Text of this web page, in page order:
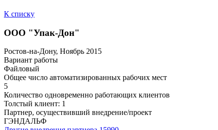
К списку
ООО "Упак-Дон"
Ростов-на-Дону, Ноябрь 2015
Вариант работы
Файловый
Общее число автоматизированных рабочих мест
5
Количество одновременно работающих клиентов
Толстый клиент: 1
Партнер, осуществивший внедрение/проект
ГЭНДАЛЬФ